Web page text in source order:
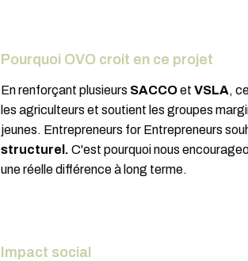
Pourquoi OVO croit en ce projet
En renforçant plusieurs SACCOet VSLA,
les agriculteurs et soutient les groupes
jeunes. Entrepreneurs for Entrepreneurs
structurel. C'est pourquoi nous
une réelle différence à long terme.
Impact social